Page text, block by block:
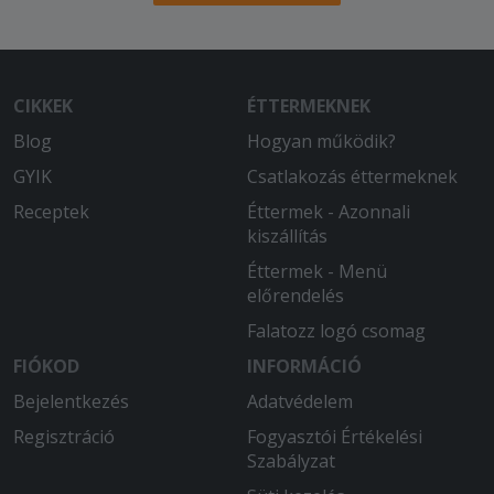
Nagyon finom volt, időben ideért. A
Gyors kiszállítás volt (60 perc a várható
90 helyett). a pizza a megszokott
Mindíg nagyon finom a pizza és
lehetőségekhez képest gyors a
2025-11-03 - Krisztián:
Finom ételek gyors és udvarias
CIKKEK
Blog
GYIK
Receptek
ÉTTERMEKNEK
Hogyan működik?
Csatlakozás éttermeknek
Éttermek - Azonnali
kiszállítás
Éttermek - Menü
előrendelés
Falatozz logó csomag
FIÓKOD
Bejelentkezés
Regisztráció
INFORMÁCIÓ
Adatvédelem
Fogyasztói Értékelési
Szabályzat